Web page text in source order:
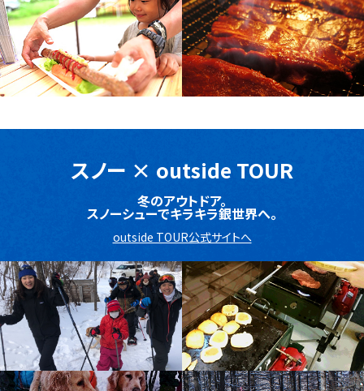
スノー × outside TOUR
冬のアウトドア。
スノーシューでキラキラ銀世界へ。
outside TOUR公式サイトへ